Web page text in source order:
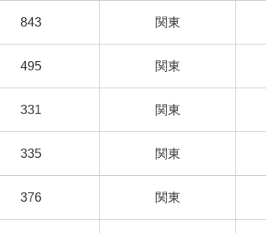
843 関東
495 関東
331 関東
335 関東
376 関東